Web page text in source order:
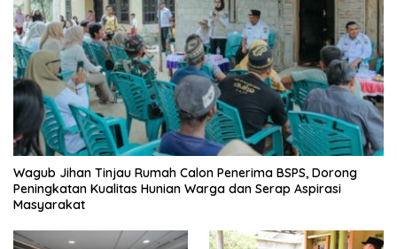
Wagub Jihan Tinjau Rumah Calon Penerima BSPS, Dorong
Peningkatan Kualitas Hunian Warga dan Serap Aspirasi
Masyarakat